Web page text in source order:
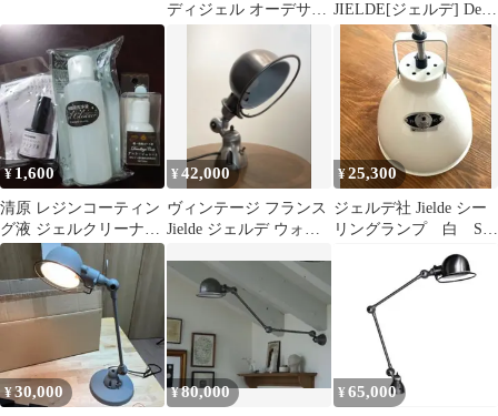
ディジェル オーデサン JIELDE[ジェルデ] Desk
Lamp Signal Single Arm
ンプ シグナル シングル
アーム ホワイト 卓上ラ
イト 照明]
¥1,600
清原 レジンコーティン
グ液 ジェルクリーナー
デコラージュコート
まとめ売り
¥42,000
ヴィンテージ フランス
Jielde ジェルデ ウォー
プ
¥25,300
ジェルデ社 Jielde シー
リングランプ 白 S
¥30,000 ¥80,000 ¥ 65,000